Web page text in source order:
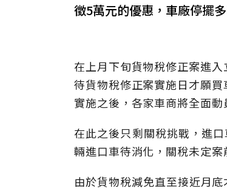
徵5萬元的優惠，車廠停擺
在上月下旬貨物稅修正案進
待貨物稅修正案實施日才願
實施之後，各家車商將全面
在此之後只剩關稅挑戰，進
輛進口車待消化，關稅未定
由於貨物稅減免直至接近月